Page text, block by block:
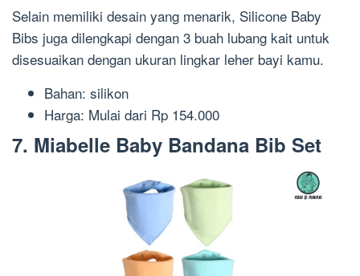
Selain memiliki desain yang menarik, Silicone Baby
Bibs juga dilengkapi dengan 3 buah lubang kait untuk
disesuaikan dengan ukuran lingkar leher bayi kamu.
Bahan: silikon
Harga: Mulai dari Rp 154.000
7. Miabelle Baby Bandana Bib Set